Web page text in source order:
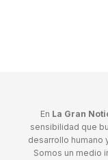
En La Gran
sensibilidad que
desarrollo humano
Somos un medio